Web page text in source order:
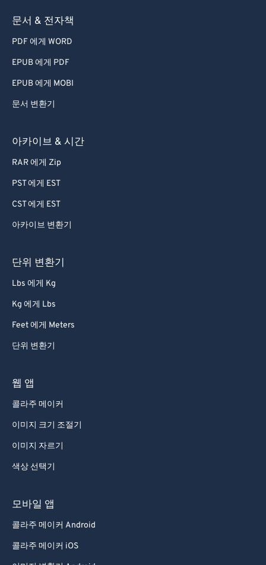
문서 & 전자책
PDF 에게 WORD
EPUB 에게 PDF
EPUB 에게 MOBI
문서 변환기
아카이브 & 시간
RAR 에게 Zip
PST 에게 EST
CST 에게 EST
아카이브 변환기
단위 변환기
Lbs 에게 Kg
Kg 에게 Lbs
Feet 에게 Meters
단위 변환기
웹 앱
콜라주 메이커
이미지 크기 조절기
이미지 자르기
색상 선택기
모바일 앱
콜라주 메이커 Android
콜라주 메이커 iOS